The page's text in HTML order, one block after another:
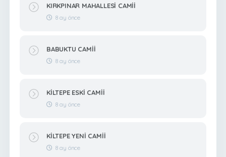
KIRKPINAR MAHALLESİ CAMİİ
8 ay önce
BABUKTU CAMİİ
8 ay önce
KİLTEPE ESKİ CAMİİ
8 ay önce
KİLTEPE YENİ CAMİİ
8 ay önce